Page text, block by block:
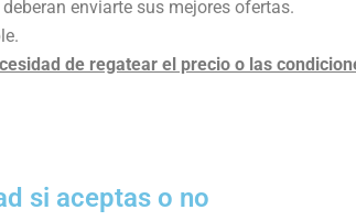
enviarte sus mejores ofertas.
de regatear el precio o las
si aceptas o no